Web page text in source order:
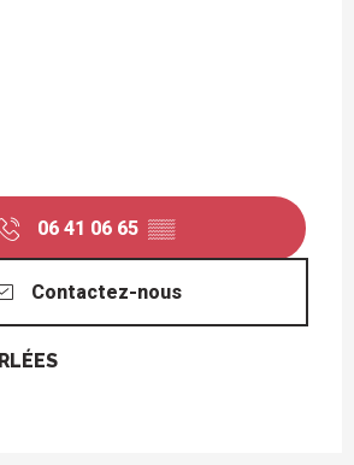
06 41 06 65 ▒▒
Contactez-nous